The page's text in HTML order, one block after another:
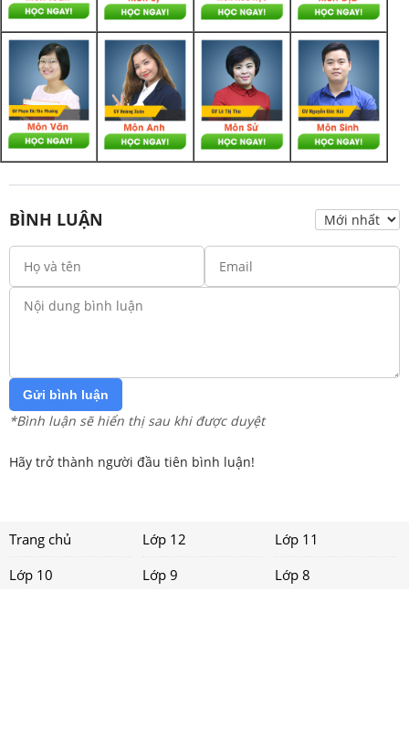
BÌNH LUẬN
Gửi bình luận
*Bình luận sẽ hiển thị sau khi được duyệt
Hãy trở thành người đầu tiên bình luận!
Trang chủ Lớp 12
Lớp 11
Lớp 10
Lớp 9
Lớp 8